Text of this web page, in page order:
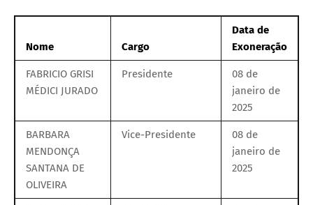
Nome Cargo
Data de
Exoneração
FABRICIO GRISI
MÉDICI JURADO
Presidente
08 de
janeiro de
2025
BARBARA
MENDONÇA
SANTANA DE
OLIVEIRA
Vice-Presidente
08 de
janeiro de
2025